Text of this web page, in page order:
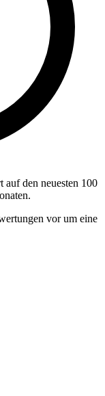
auf den neuesten 100
vor um eine